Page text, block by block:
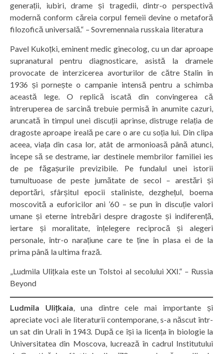
generații, iubiri, drame și tragedii, dintr-o perspectivă
modernă conform căreia corpul femeii devine o metaforă
filozofică universală.“ – Sovremennaia russkaia literatura
Pavel Kukoțki, eminent medic ginecolog, cu un dar aproape
supranatural pentru diagnosticare, asistă la dramele
provocate de interzicerea avorturilor de către Stalin în
1936 și pornește o campanie intensă pentru a schimba
această lege. O replică iscată din convingerea că
întreruperea de sarcină trebuie permisă în anumite cazuri,
aruncată în timpul unei discuții aprinse, distruge relația de
dragoste aproape ireală pe care o are cu soția lui. Din clipa
aceea, viața din casa lor, atât de armonioasă până atunci,
începe să se destrame, iar destinele membrilor familiei ies
de pe făgașurile previzibile. Pe fundalul unei istorii
tumultuoase de peste jumătate de secol – arestări și
deportări, sfârșitul epocii staliniste, dezghețul, boema
moscovită a euforicilor ani ’60 – se pun în discuție valori
umane și eterne întrebări despre dragoste și indiferență,
iertare și moralitate, înțelegere reciprocă și alegeri
personale, într-o narațiune care te ține în plasa ei de la
prima până la ultima frază.
„Ludmila Ulițkaia este un Tolstoi al secolului XXI.“ – Russia
Beyond
Ludmila Ulițkaia, una dintre cele mai importante și
apreciate voci ale literaturii contemporane, s-a născut într-
un sat din Urali în 1943. După ce își ia licența în biologie la
Universitatea din Moscova, lucrează în cadrul Institutului